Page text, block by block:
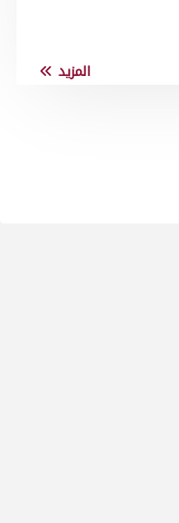
المزيد